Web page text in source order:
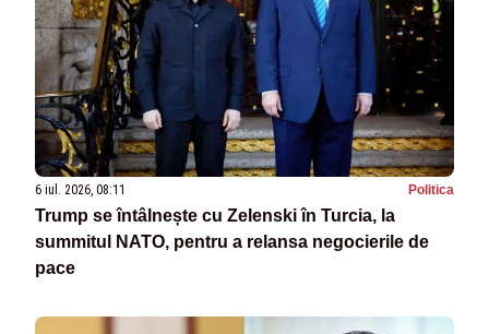
6 iul. 2026, 08:11 Politica
Trump se întâlnește cu Zelenski în Turcia, la
summitul NATO, pentru a relansa negocierile de
pace